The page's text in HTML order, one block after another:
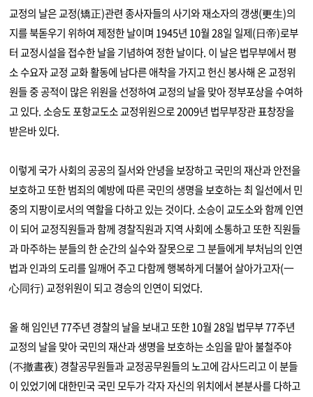
교정의 날은 교정(矯正)관련 종사자들의 사기와 재소자의 갱생(更生)의
지를 북돋우기 위하여 제정한 날이며 1945년 10월 28일 일제(日帝)로부
터 교정시설을 접수한 날을 기념하여 정한 날이다. 이 날은 법무부에서 평
소 수요자 교정 교화 활동에 남다른 애착을 가지고 헌신 봉사해 온 교정위
원들 중 공적이 많은 위원을 선정하여 교정의 날을 맞아 정부포상을 수여하
고 있다. 소승도 포항교도소 교정위원으로 2009년 법무부장관 표창장을
받은바 있다.
이렇게 국가 사회의 공공의 질서와 안녕을 보장하고 국민의 재산과 안전을
보호하고 또한 범죄의 예방에 따른 국민의 생명을 보호하는 최 일선에서 민
중의 지팡이로서의 역할을 다하고 있는 것이다. 소승이 교도소와 함께 인연
이 되어 교정직원들과 함께 경찰직원과 지역 사회에 소통하고 또한 직원들
과 마주하는 분들의 한 순간의 실수와 잘못으로 그 분들에게 부처님의 인연
법과 인과의 도리를 일깨어 주고 다함께 행복하게 더불어 살아가고자(一
心同行) 교정위원이 되고 경승의 인연이 되었다.
올 해 임인년 77주년 경찰의 날을 보내고 또한 10월 28일 법무부 77주년
교정의 날을 맞아 국민의 재산과 생명을 보호하는 소임을 맡아 불철주야
(不撤晝夜) 경찰공무원들과 교정공무원들의 노고에 감사드리고 이 분들
이 있었기에 대한민국 국민 모두가 각자 자신의 위치에서 본분사를 다하고